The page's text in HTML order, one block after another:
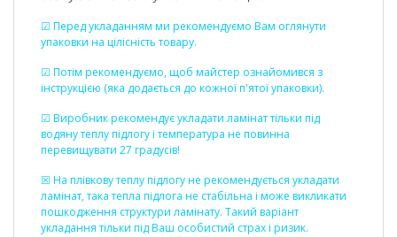
☑ Перед укладанням ми рекомендуємо Вам оглянути
упаковки на цілісність товару.
☑ Потім рекомендуємо, щоб майстер ознайомився з
інструкцією (яка додається до кожної п'ятої упаковки).
☑ Виробник рекомендує укладати ламінат тільки під
водяну теплу підлогу і температура не повинна
перевищувати 27 градусів!
☒ На плівкову теплу підлогу не рекомендується укладати
ламінат, така тепла підлога не стабільна і може викликати
пошкодження структури ламінату. Такий варіант
укладання тільки під Ваш особистий страх і ризик.